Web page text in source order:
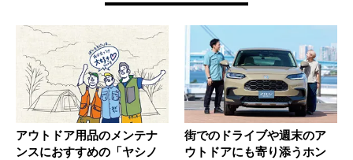
アウトドア用品のメンテナ
ンスにおすすめの「ヤシノ
街でのドライブや週末のア
ウトドアにも寄り添うホン